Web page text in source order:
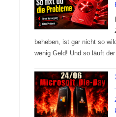
beheben, ist gar nicht so
wenig Geld! Und so läuft